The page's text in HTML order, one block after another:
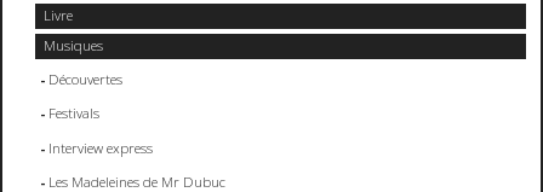
Livre
Musiques
Découvertes
Festivals
Interview express
Les Madeleines de Mr Dubuc